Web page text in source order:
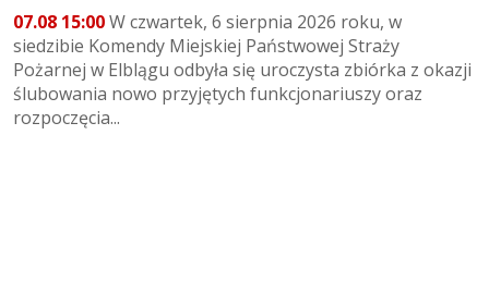
07.08 15:00W czwartek, 6 sierpnia 2026 roku, w
siedzibie Komendy Miejskiej Państwowej Straży
Pożarnej w Elblągu odbyła się uroczysta zbiórka z okazji
ślubowania nowo przyjętych funkcjonariuszy oraz
rozpoczęcia...